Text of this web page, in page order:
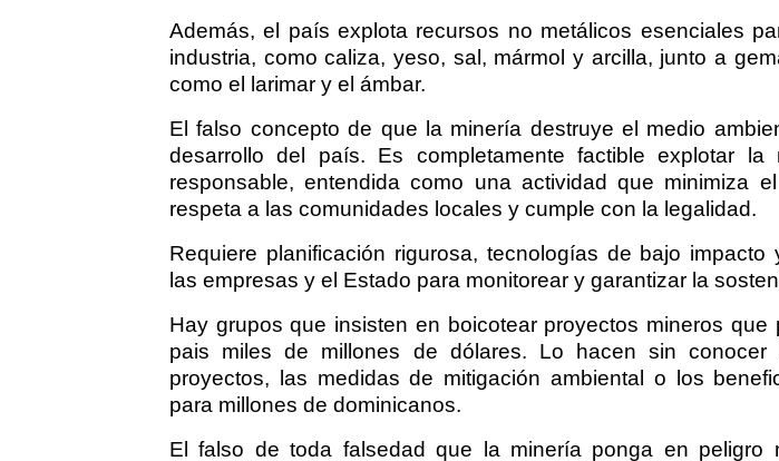
Además, el país explota recursos no metálicos esenciales
industria, como caliza, yeso, sal, mármol y arcilla, junto a
como el larimar y el ámbar.
El falso concepto de que la minería destruye el medio
desarrollo del país. Es completamente factible explotar la
responsable, entendida como una actividad que minimiza
respeta a las comunidades locales y cumple con la legalidad.
Requiere planificación rigurosa, tecnologías de bajo impacto
las empresas y el Estado para monitorear y garantizar la
Hay grupos que insisten en boicotear proyectos mineros que
pais miles de millones de dólares. Lo hacen sin
proyectos, las medidas de mitigación ambiental o los
para millones de dominicanos.
El falso de toda falsedad que la minería ponga en peligro